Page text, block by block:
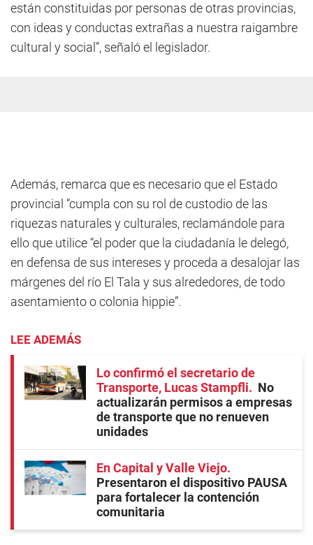
están constituidas por personas de otras provincias,
con ideas y conductas extrañas a nuestra raigambre
cultural y social”, señaló el legislador.
Además, remarca que es necesario que el Estado
provincial “cumpla con su rol de custodio de las
riquezas naturales y culturales, reclamándole para
ello que utilice “el poder que la ciudadanía le delegó,
en defensa de sus intereses y proceda a desalojar las
márgenes del río El Tala y sus alrededores, de todo
asentamiento o colonia hippie”.
LEE ADEMÁS
Lo confirmó el secretario de
Transporte, Lucas Stampfli
No
actualizarán permisos a empresas
de transporte que no renueven
unidades
En Capital y Valle Viejo
Presentaron el dispositivo PAUSA
para fortalecer la contención
comunitaria